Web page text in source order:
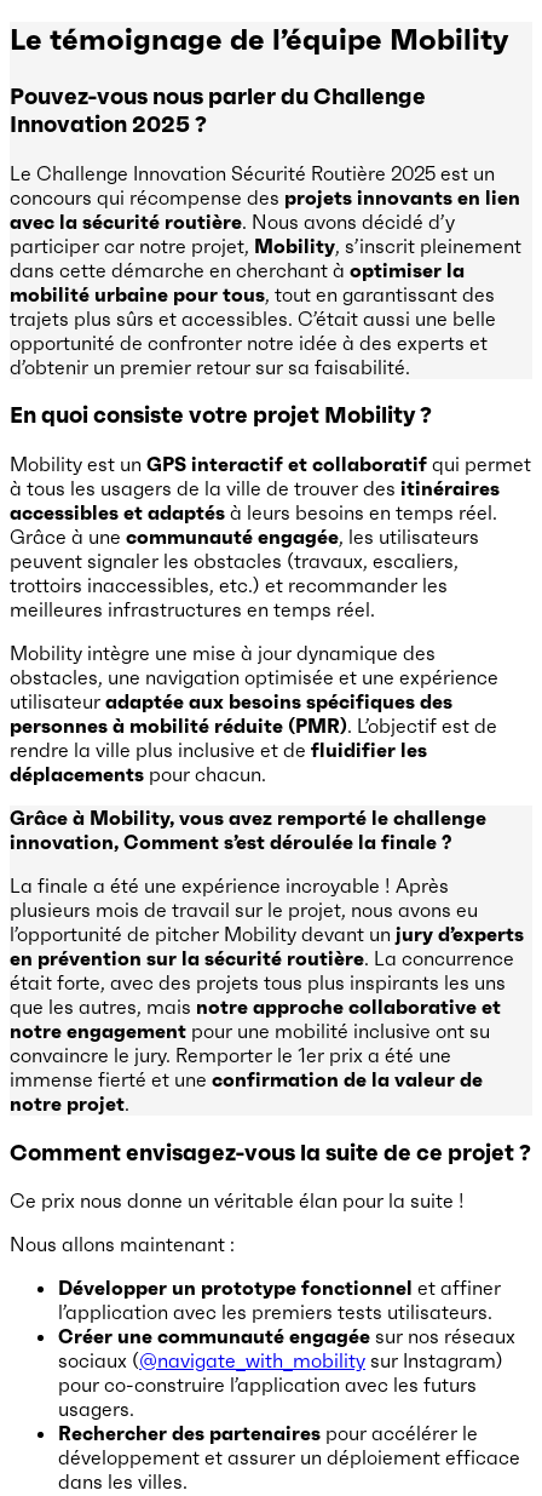
Le témoignage de l’équipe Mobility
Pouvez-vous nous parler du Challenge
Innovation 2025 ?
Le Challenge Innovation Sécurité Routière 2025 est un
concours qui récompense des projets innovants en lien
avec la sécurité routière. Nous avons décidé d’y
participer car notre projet, Mobility, s’inscrit pleinement
dans cette démarche en cherchant à optimiser la
mobilité urbaine pour tous, tout en garantissant des
trajets plus sûrs et accessibles. C’était aussi une belle
opportunité de confronter notre idée à des experts et
d’obtenir un premier retour sur sa faisabilité.
En quoi consiste votre projet Mobility ?
Mobility est un GPS interactif et collaboratif qui permet
à tous les usagers de la ville de trouver des itinéraires
accessibles et adaptés à leurs besoins en temps réel.
Grâce à une communauté engagée, les utilisateurs
peuvent signaler les obstacles (travaux, escaliers,
trottoirs inaccessibles, etc.) et recommander les
meilleures infrastructures en temps réel.
Mobility intègre une mise à jour dynamique des
obstacles, une navigation optimisée et une expérience
utilisateur adaptée aux besoins spécifiques des
personnes à mobilité réduite (PMR). L’objectif est de
rendre la ville plus inclusive et de fluidifier les
déplacements pour chacun.
Grâce à Mobility, vous avez remporté le challenge
innovation, Comment s’est déroulée la finale ?
La finale a été une expérience incroyable ! Après
plusieurs mois de travail sur le projet, nous avons eu
l’opportunité de pitcher Mobility devant un jury d’experts
en prévention sur la sécurité routière. La concurrence
était forte, avec des projets tous plus inspirants les uns
que les autres, mais notre approche collaborative et
notre engagement pour une mobilité inclusive ont su
convaincre le jury. Remporter le 1er prix a été une
immense fierté et une confirmation de la valeur de
notre projet.
Commentenvisagez-vous la suite de ce projet ?
Ce prix nous donne un véritable élan pour la suite !
Nous allons maintenant :
Développer un prototype fonctionnel et affiner
l’application avec les premiers tests utilisateurs.
Créer une communauté engagée sur nos réseaux
sociaux (@navigate_with_mobility sur Instagram)
pour co-construire l’application avec les futurs
usagers.
Rechercher des partenaires pour accélérer le
développement et assurer un déploiement efficace
dans les villes.